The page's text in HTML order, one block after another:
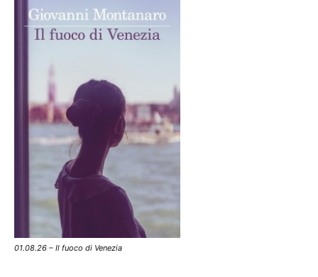
01.08.26 – Il fuoco di Venezia